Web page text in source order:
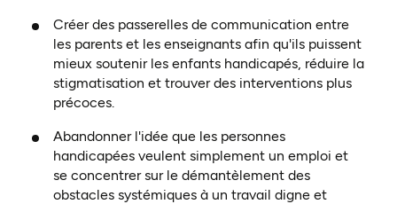
Créer des passerelles de communication entre
les parents et les enseignants afin qu'ils puissent
mieux soutenir les enfants handicapés, réduire la
stigmatisation et trouver des interventions plus
précoces.
Abandonner l'idée que les personnes
handicapées veulent simplement un emploi et
se concentrer sur le démantèlement des
obstacles systémiques à un travail digne et